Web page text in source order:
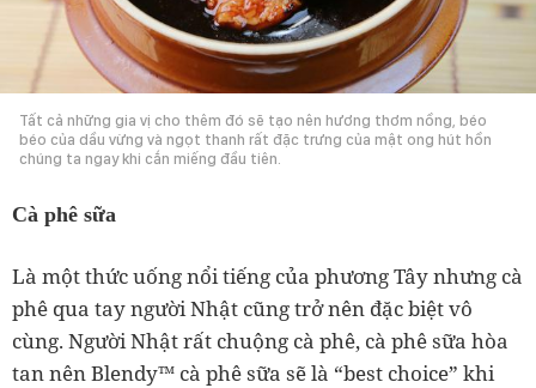
Tất cả những gia vị cho thêm đó sẽ tạo nên hương thơm nồng, béo
béo của dầu vừng và ngọt thanh rất đặc trưng của mật ong hút hồn
chúng ta ngay khi cắn miếng đầu tiên.
Cà phê sữa
Là một thức uống nổi tiếng của phương Tây nhưng cà
phê qua tay người Nhật cũng trở nên đặc biệt vô
cùng. Người Nhật rất chuộng cà phê, cà phê sữa hòa
tan nên Blendy™ cà phê sữa sẽ là “best choice” khi